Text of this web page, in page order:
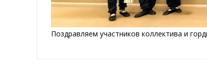
Поздравляем участников коллектива и